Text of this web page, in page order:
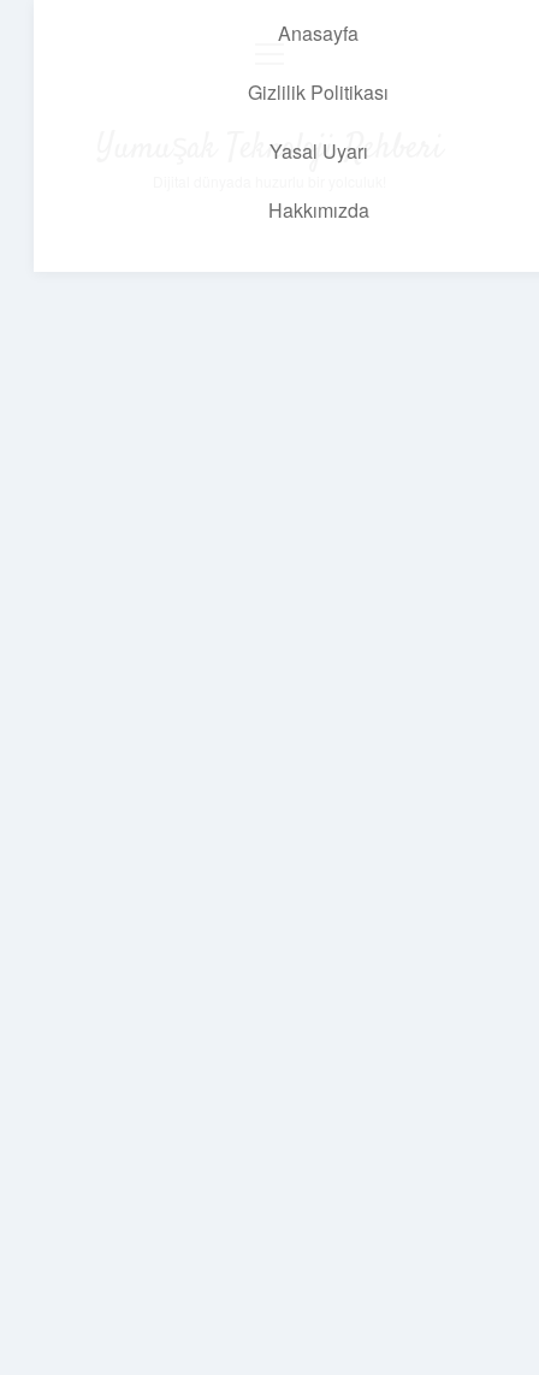
Anasayfa
Gizlilik Politikası
Yasal Uyarı
Hakkımızda
Yumuşak Teknoloji Rehberi